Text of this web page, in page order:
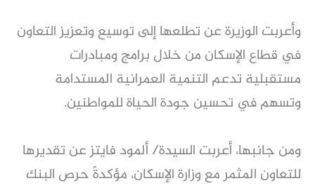
وأعربت الوزيرة عن تطلعها إلى توسيع وتعزيز التعاون
في قطاع الإسكان من خلال برامج ومبادرات
مستقبلية تدعم التنمية العمرانية المستدامة
وتسهم في تحسين جودة الحياة للمواطنين.
ومن جانبها، أعربت السيدة/ ألمود فايتز عن تقديرها
للتعاون المثمر مع وزارة الإسكان، مؤكدةً حرص البنك